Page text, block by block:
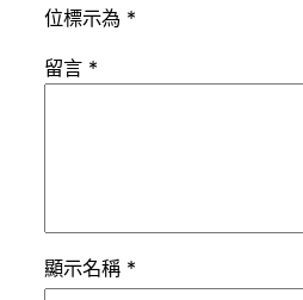
位標示為 *
留言 *
顯示名稱 *